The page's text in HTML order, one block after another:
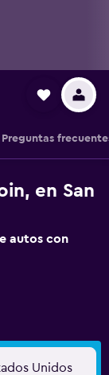
Preguntas
en San
autos con
Unidos